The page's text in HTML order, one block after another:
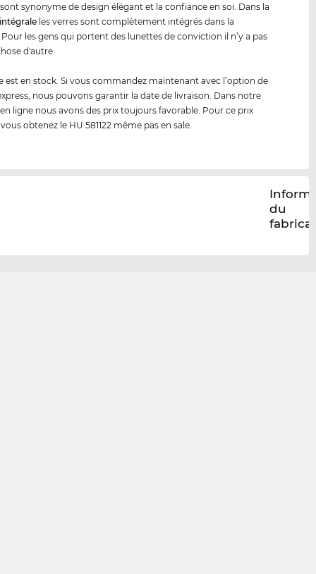
sont synonyme de design élégant et la confiance en soi. Dans la
les verres sont complètement intégrés dans la
les gens qui portent des lunettes de conviction il n’y a pas
d'autre.
est en stock. Si vous commandez maintenant avec l’option de
nous pouvons garantir la date de livraison. Dans notre
ligne nous avons des prix toujours favorable. Pour ce prix
obtenez le HU 581122 même pas en sale.
du